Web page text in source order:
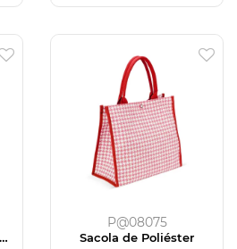
P@08075
Sacola de Poliéster